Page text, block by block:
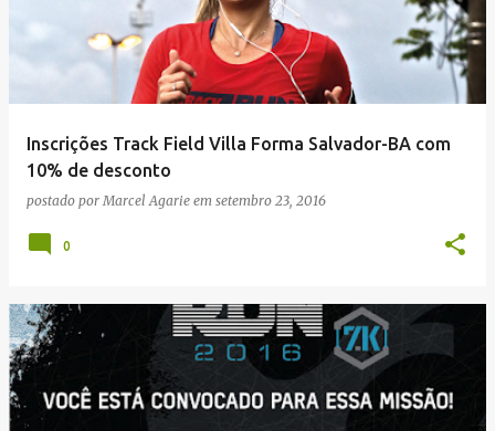
Inscrições Track Field Villa Forma Salvador-BA com
10% de desconto
postado porMarcel Agarie em setembro 23, 2016
0